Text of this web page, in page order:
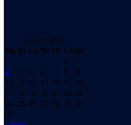
Август 2026
Пн Вт Ср Чт Пт Сб Вс
1
2
3
4 5 6 7 8
9
10
11 12 13 14 15
16
17
18 19 20 21 22 23
24 25 26 27 28 29 30
31